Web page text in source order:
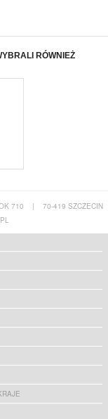
RÓWNIEŻ
710 |
70-419 SZCZECIN